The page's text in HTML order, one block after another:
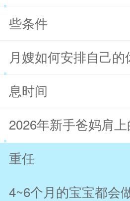
些条件
月嫂如何安排自己的
息时间
2026年新手爸妈肩上
重任
4~6个月的宝宝都会